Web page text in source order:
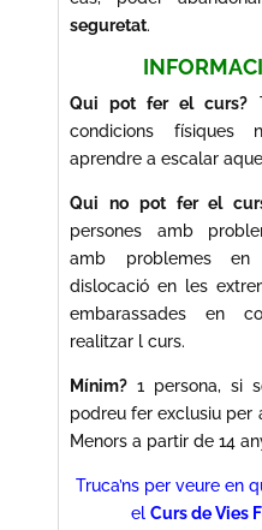
seguretat.
Qui pot fer el curs?
condicions físiques
aprendre a escalar
Qui no pot fer el
persones amb
amb problemes en
dislocació en les
embarassades en
realitzar l curs.
Mínim? 1 persona, si
podreu fer exclusiu per
Menors a partir de 14
Truca’ns per veure en
elCurs de Vies